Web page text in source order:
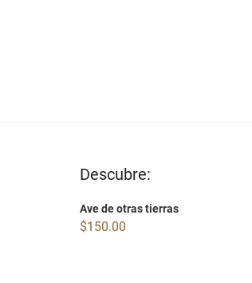
Descubre:
Ave de otras tierras
$150.00